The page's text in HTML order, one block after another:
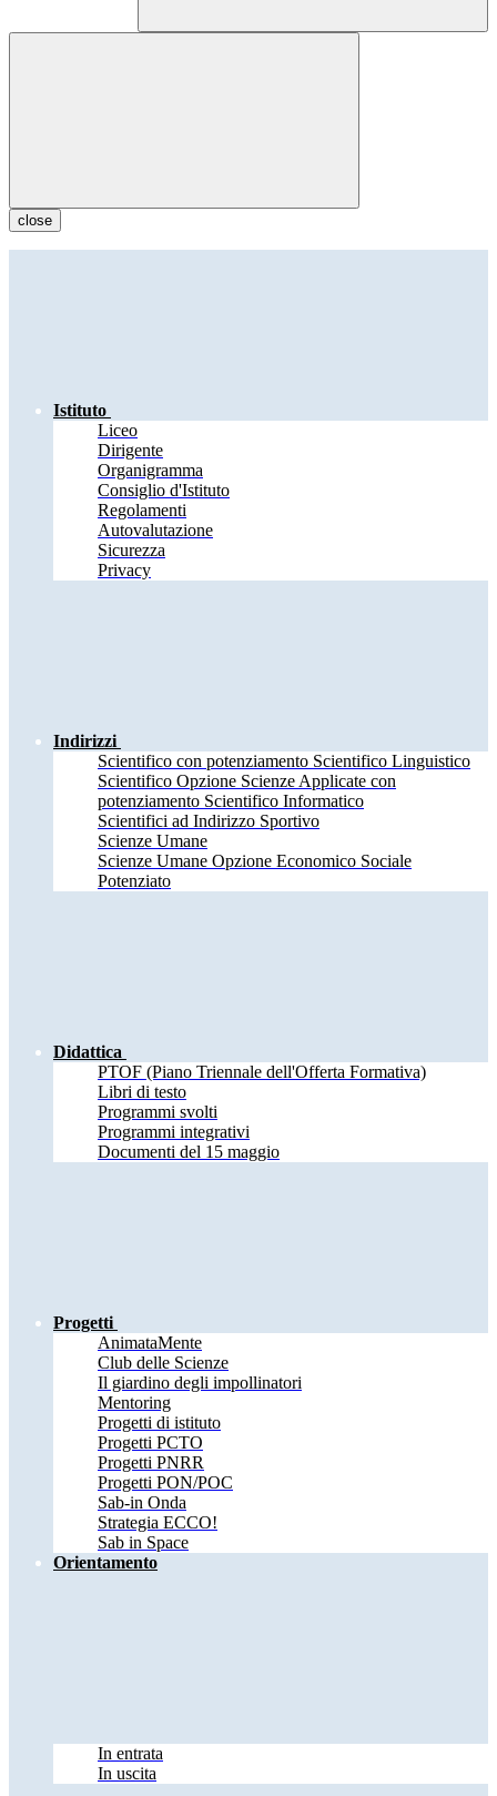
close
Istituto
Liceo
Dirigente
Organigramma
Consiglio d'Istituto
Regolamenti
Autovalutazione
Sicurezza
Privacy
Indirizzi
Scientifico con potenziamento Scientifico Linguistico
Scientifico Opzione Scienze Applicate con
potenziamento Scientifico Informatico
Scientifici ad Indirizzo Sportivo
Scienze Umane
Scienze Umane Opzione Economico Sociale
Potenziato
Didattica
PTOF (Piano Triennale dell'Offerta Formativa)
Libri di testo
Programmi svolti
Programmi integrativi
Documenti del 15 maggio
Progetti
AnimataMente
Club delle Scienze
Il giardino degli impollinatori
Mentoring
Progetti di istituto
Progetti PCTO
Progetti PNRR
Progetti PON/POC
Sab-in Onda
Strategia ECCO!
Sab in Space
Orientamento
In entrata
In uscita